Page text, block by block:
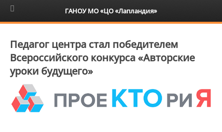
6+
Педагог центра стал победителем
Всероссийского конкурса «Авторские
уроки будущего»
ГАНОУ МО «ЦО «Лапландия»